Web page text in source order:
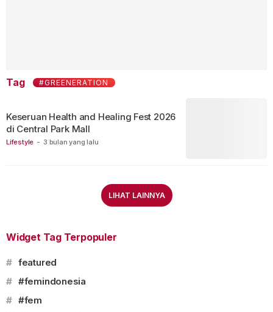
Tag #GREENERATION
Lifestyle - 3 bulan yang lalu
Keseruan Health and Healing Fest 2026
di Central Park Mall
LIHAT LAINNYA
Widget Tag Terpopuler
# featured
# #femindonesia
# #fem